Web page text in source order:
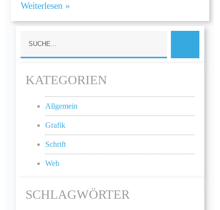
Weiterlesen »
KATEGORIEN
Allgemein
Grafik
Schrift
Web
SCHLAGWÖRTER